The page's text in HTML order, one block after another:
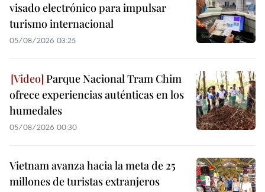
visado electrónico para impulsar
turismo internacional
05/08/2026 03:25
Parque Nacional Tram Chim
ofrece experiencias auténticas en los
humedales
05/08/2026 00:30
Vietnam avanza hacia la meta de 25
millones de turistas extranjeros